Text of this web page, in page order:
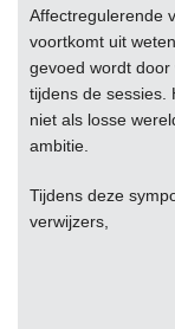
Affectregulerende
voortkomt uit
gevoed wordt
tijdens de sessies.
niet als losse
ambitie.
Tijdens deze
verwijzers,